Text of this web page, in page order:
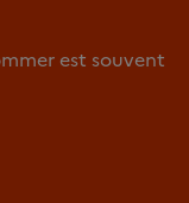
est souvent